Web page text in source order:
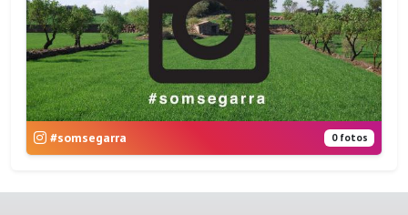
#somsegarra 0 fotos